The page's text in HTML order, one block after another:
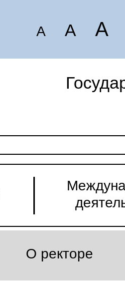
A A A
О ректоре